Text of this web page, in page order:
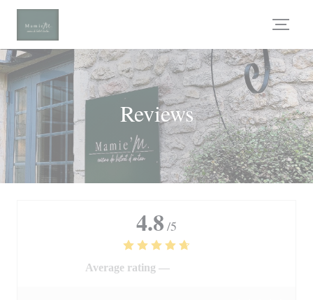
Personalizing your cookie choices
Reviews
4.8 /5
Average rating —